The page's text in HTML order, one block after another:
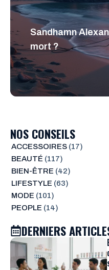
Sandhamn
mort ?
NOS CONSEILS
ACCESSOIRES(17)
BEAUTÉ (117)
BIEN-ÊTRE (42)
LIFESTYLE (63)
MODE (101)
PEOPLE (14)
DERNIERS